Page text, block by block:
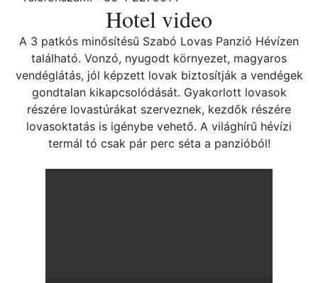
Hotel video
A 3 patkós minősítésű Szabó Lovas Panzió Hévízen
található. Vonzó, nyugodt környezet, magyaros
vendéglátás, jól képzett lovak biztosítják a vendégek
gondtalan kikapcsolódását. Gyakorlott lovasok
részére lovastúrákat szerveznek, kezdők részére
lovasoktatás is igénybe vehető. A világhírű hévízi
termál tó csak pár perc séta a panzióból!